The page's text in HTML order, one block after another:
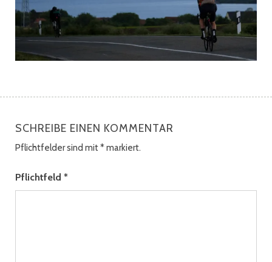
SCHREIBE EINEN KOMMENTAR
Pflichtfelder sind mit*markiert.
Pflichtfeld *